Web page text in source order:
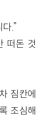
.”
떠돈 것
짐칸에
조심해